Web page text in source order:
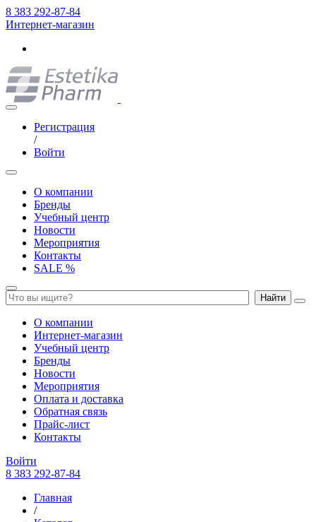
8 383 292-87-84
Интернет-магазин
Регистрация
/
Войти
О компании
Бренды
Учебный центр
Новости
Мероприятия
Контакты
SALE %
Найти
О компании
Интернет-магазин
Учебный центр
Бренды
Новости
Мероприятия
Оплата и доставка
Обратная связь
Прайс-лист
Контакты
Войти
8 383 292-87-84
Главная
/